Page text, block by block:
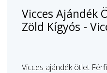
Vicces Ajándék
Zöld Kígyós -
Vicces ajándék ötlet